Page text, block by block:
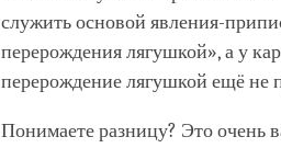
служить основой явления-
перерождения лягушкой», а у
перерождение лягушкой ещё не
Понимаете разницу? Это очень